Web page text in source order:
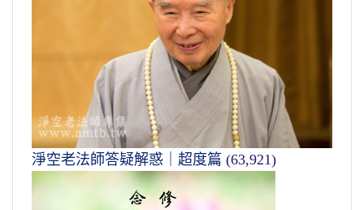
淨空老法師答疑解惑｜超度篇 (63,921)